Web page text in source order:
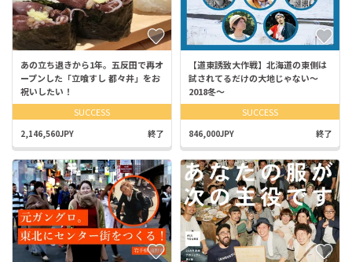
あの立ち退きから1年。五反田で再オ
ープンした「立喰すし 都々井」をお
祝いしたい！
SUCCESS
2,146,560JPY 終了
【道東誘致大作戦】北海道の東側は
試されてるだけの大地じゃない〜
2018冬〜
SUCCESS
846,000JPY 終了